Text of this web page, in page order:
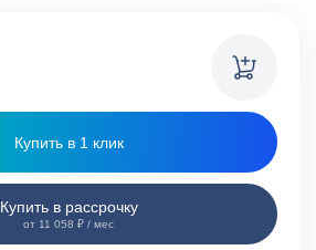
Купить в 1 клик
Купить в рассрочку
от 11 058 ₽ / мес